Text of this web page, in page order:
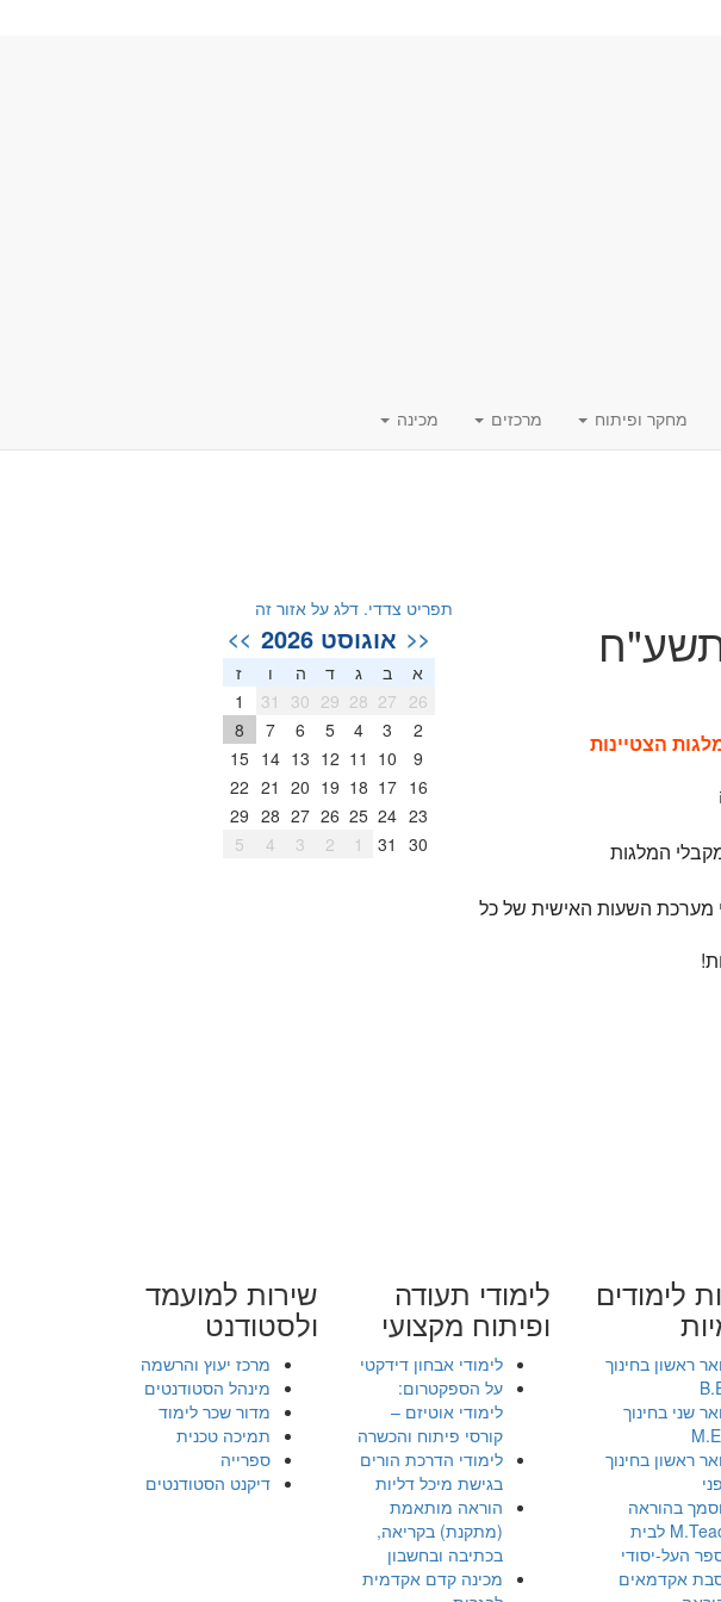
מחקר ופיתוח מרכזים מכינה
הצטיינות
המלגות
הלימודים כסדרם החל מהשעה 10:00 על פי מערכת השעות האישית של כל
תפריט צדדי. דלג על אזור זה
<< אוגוסט 2026 >>
א ב ג ד ה ו
ז
26
27
28
29
30
31
1
2
3
4
5
6
7
8
9
10
11
12
13
14
15
16
17
18
19
20
21
22
23
24
25
26
27
28
29
30
31
1
2
3
4
5
לימודים
ראשון בחינוך
שני בחינוך
ראשון בחינוך
בהוראה
M.Teach לבית
העל-יסודי
אקדמאים
לימודי תעודה
ופיתוח מקצועי
לימודי אבחון דידקטי
על הספקטרום:
לימודי אוטיזם –
קורסי פיתוח והכשרה
לימודי הדרכת הורים
בגישת מיכל דליות
הוראה מותאמת
(מתקנת) בקריאה,
בכתיבה ובחשבון
מכינה קדם אקדמית
שירות למועמד
ולסטודנט
מרכז יעוץ והרשמה
מינהל הסטודנטים
מדור שכר לימוד
תמיכה טכנית
ספרייה
דיקנט הסטודנטים